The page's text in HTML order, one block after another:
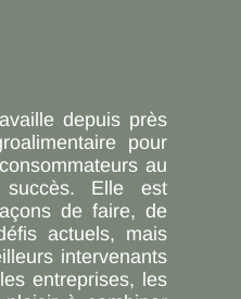
depuis près
pour
au
Elle est
de faire, de
actuels, mais
intervenants
entreprises, les